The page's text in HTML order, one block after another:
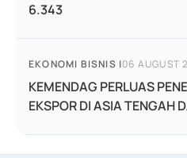
6.343
EKONOMI BISNIS |06 AUGUST
KEMENDAG PERLUAS
EKSPOR DI ASIA TENGAH